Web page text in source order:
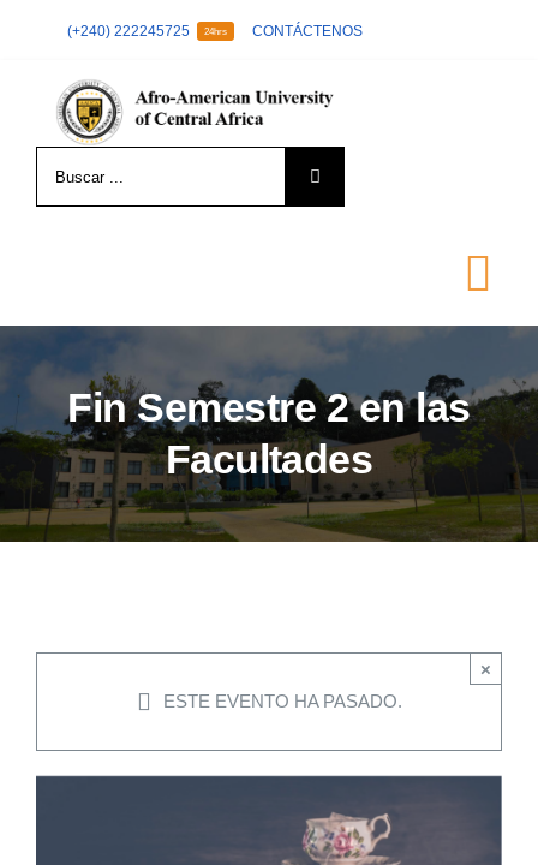
(+240) 222245725 24hrs CONTÁCTENOS
LA UNIVERSIDAD
FORMACIÓN
ADMISIÓN
Fin Semestre 2 en las
Facultades
ESTE EVENTO HA PASADO.
×